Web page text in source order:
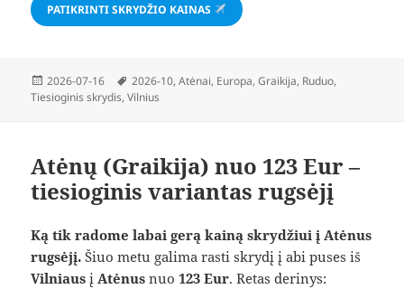
PATIKRINTI SKRYDŽIO KAINAS
Paskelbta
2026-07-16 Žymos
2026-10,Atėnai, Europa,Graikija, Ruduo,
Tiesioginis skrydis,Vilnius
Atėnų (Graikija) nuo 123 Eur –
tiesioginis variantas rugsėjį
Ką tik radome labai gerą kainą skrydžiui į Atėnus
rugsėjį. Šiuo metu galima rasti skrydį į abi puses iš
Vilniaus į Atėnus nuo123 Eur. Retas derinys: